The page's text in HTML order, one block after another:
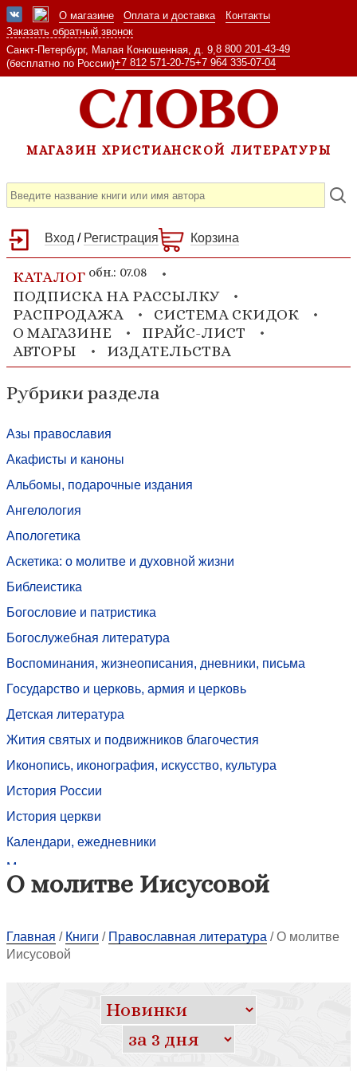
О магазине Оплата и доставка
Контакты
Заказать обратный звонок
Санкт-Петербург, Малая Конюшенная, д. 9, 8 800 201-43-49
(бесплатно по России)+7 812 571-20-75+7 964 335-07-04
МАГАЗИН ХРИСТИАНСКОЙ ЛИТЕРАТУРЫ
Вход / Регистрация Корзина
КАТАЛОГ обн.: 07.08
ПОДПИСКА НА РАССЫЛКУ
РАСПРОДАЖА
СИСТЕМА СКИДОК
О МАГАЗИНЕ
ПРАЙС-ЛИСТ
АВТОРЫ
ИЗДАТЕЛЬСТВА
Рубрики раздела
Азы православия
Акафисты и каноны
Альбомы, подарочные издания
Ангелология
Апологетика
Аскетика: о молитве и духовной жизни
Библеистика
Богословие и патристика
Богослужебная литература
Воспоминания, жизнеописания, дневники, письма
Государство и церковь, армия и церковь
Детская литература
Жития святых и подвижников благочестия
Иконопись, иконография, искусство, культура
История России
История церкви
Календари, ежедневники
Медицина и психология, зависимости
Межконфессиональный диалог
Молитвословы, псалтири
Назидательное чтение, назидательная литература
Наука и богословие
О Пресвятой Богородице
О молитве Иисусовой
Главная / Книги / Православная литература /О молитве
Иисусовой